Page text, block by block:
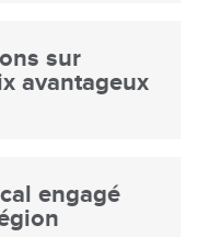
sur
avantageux
engagé